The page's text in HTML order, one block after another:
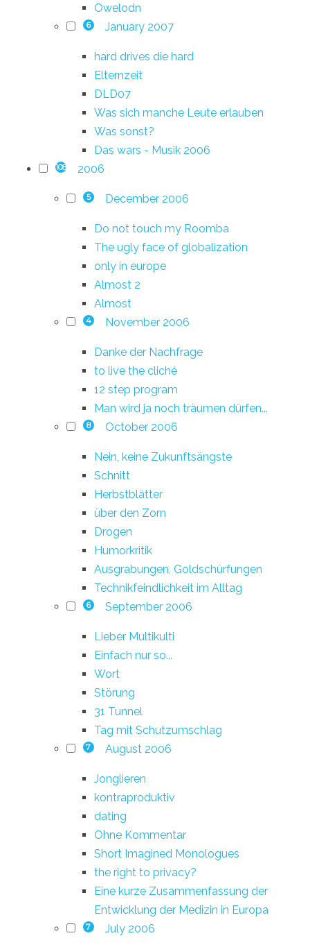
Owelodn
6 January 2007
hard drives die hard
Elternzeit
DLD07
Was sich manche Leute erlauben
Was sonst?
Das wars - Musik 2006
108 2006
5 December 2006
Do not touch my Roomba
The ugly face of globalization
only in europe
Almost 2
Almost
4 November 2006
Danke der Nachfrage
to live the cliché
12 step program
Man wird ja noch träumen dürfen...
8 October 2006
Nein, keine Zukunftsängste
Schnitt
Herbstblätter
über den Zorn
Drogen
Humorkritik
Ausgrabungen, Goldschürfungen
Technikfeindlichkeit im Alltag
6 September 2006
Lieber Multikulti
Einfach nur so...
Wort
Störung
31 Tunnel
Tag mit Schutzumschlag
7 August 2006
Jonglieren
kontraproduktiv
dating
Ohne Kommentar
Short Imagined Monologues
the right to privacy?
Eine kurze Zusammenfassung der
Entwicklung der Medizin in Europa
7 July 2006